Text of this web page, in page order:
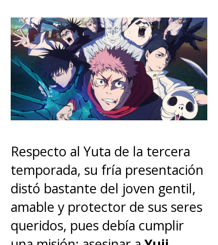
Respecto al Yuta de la tercera
temporada, su fría presentación
distó bastante del joven gentil,
amable y protector de sus seres
queridos, pues debía cumplir